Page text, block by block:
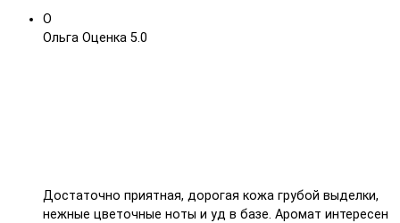
О
Ольга Оценка 5.0
Достаточно приятная, дорогая кожа грубой выделки,
нежные цветочные ноты и уд в базе. Аромат интересен